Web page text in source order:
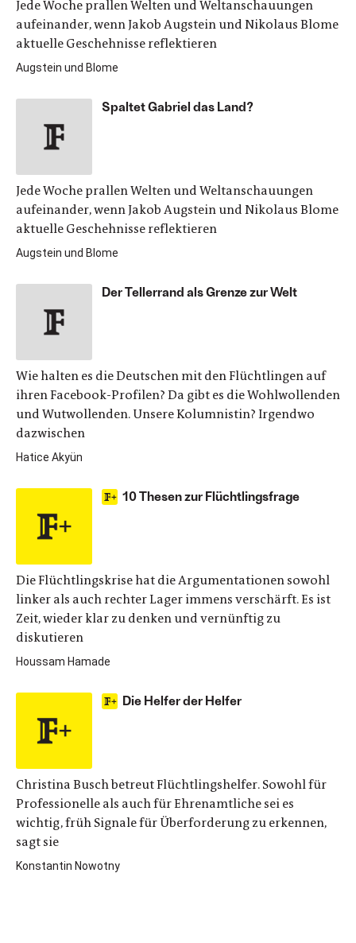
Jede Woche prallen Welten und Weltanschauungen
aufeinander, wenn Jakob Augstein und Nikolaus Blome
aktuelle Geschehnisse reflektieren
Augstein und Blome
Spaltet Gabriel das Land?
Jede Woche prallen Welten und Weltanschauungen
aufeinander, wenn Jakob Augstein und Nikolaus Blome
aktuelle Geschehnisse reflektieren
Augstein und Blome
Der Tellerrand als Grenze zur Welt
Wie halten es die Deutschen mit den Flüchtlingen auf
ihren Facebook-Profilen? Da gibt es die Wohlwollenden
und Wutwollenden. Unsere Kolumnistin? Irgendwo
dazwischen
Hatice Akyün
10 Thesen zur Flüchtlingsfrage
Die Flüchtlingskrise hat die Argumentationen sowohl
linker als auch rechter Lager immens verschärft. Es ist
Zeit, wieder klar zu denken und vernünftig zu
diskutieren
Houssam Hamade
Die Helfer der Helfer
Christina Busch betreut Flüchtlingshelfer. Sowohl für
Professionelle als auch für Ehrenamtliche sei es
wichtig, früh Signale für Überforderung zu erkennen,
sagt sie
Konstantin Nowotny